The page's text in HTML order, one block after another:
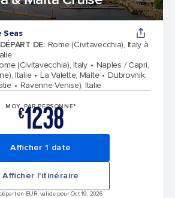
Seas
DE: Rome (Civitavecchia), Italy à
(Civitavecchia), Italy
Naples / Capri,
Italie La Valette, Malte
Dubrovnik,
Ravenne Venise), Italie
MOY. PAR PERSONNE*
€1238
Afficher 1 date
Afficher l'itinéraire
en EUR, valide pour Oct 19, 2026